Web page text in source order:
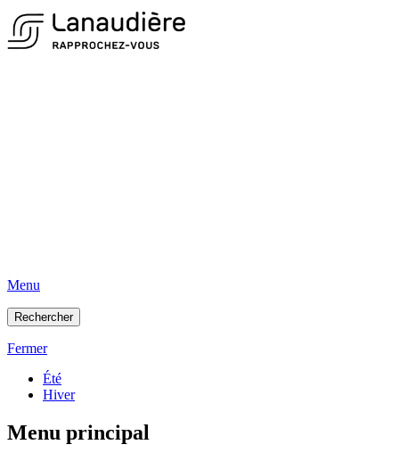
Menu
Rechercher
Fermer
Été
Hiver
Menu principal